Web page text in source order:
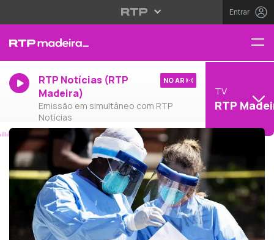
Entrar
RTP Notícias (RTP
Madeira)
Emissão em simultâneo com RTP
Notícias
NO AR
TV
RTP